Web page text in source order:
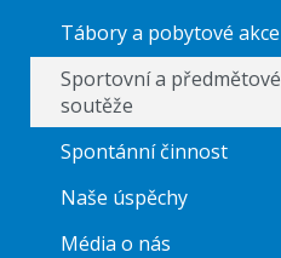
Tábory a pobytové akce
Sportovní a předmětové
soutěže
Spontánní činnost
Naše úspěchy
Média o nás